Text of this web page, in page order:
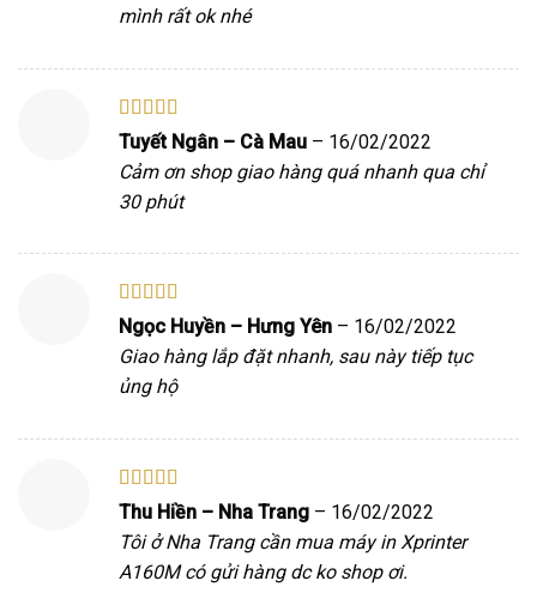
mình rất ok nhé
Được xếp
hạng5 5 sao
Tuyết Ngân – Cà Mau – 16/02/2022
Cảm ơn shop giao hàng quá nhanh qua chỉ
30 phút
Được xếp
hạng5 5 sao
Ngọc Huyền – Hưng Yên – 16/02/2022
Giao hàng lắp đặt nhanh, sau này tiếp tục
ủng hộ
Được xếp
hạng55 sao
Thu Hiền – Nha Trang – 16/02/2022
Tôi ở Nha Trang cần mua máy in Xprinter
A160M có gửi hàng dc ko shop ơi.